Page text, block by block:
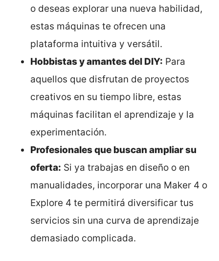
o deseas explorar una nueva habilidad,
estas máquinas te ofrecen una
plataforma intuitiva y versátil.
Hobbistas y amantes del DIY: Para
aquellos que disfrutan de proyectos
creativos en su tiempo libre, estas
máquinas facilitan el aprendizaje y la
experimentación.
Profesionales que buscan ampliar su
oferta: Si ya trabajas en diseño o en
manualidades, incorporar una Maker 4 o
Explore 4 te permitirá diversificar tus
servicios sin una curva de aprendizaje
demasiado complicada.